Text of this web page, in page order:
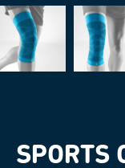
SPORTS